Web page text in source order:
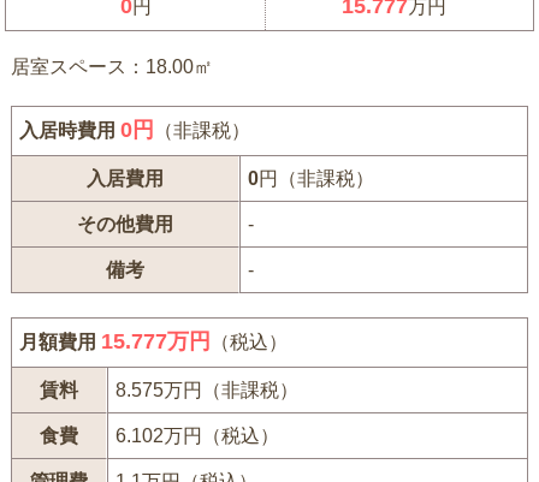
0円 15.777万円
居室スペース：18.00㎡
入居時費用0 円 （非課税）
入居費用 0円（非課税）
その他費用 -
備考 -
月額費用 15.777万円 （税込）
賃料 8.575万円（非課税）
食費 6.102万円（税込）